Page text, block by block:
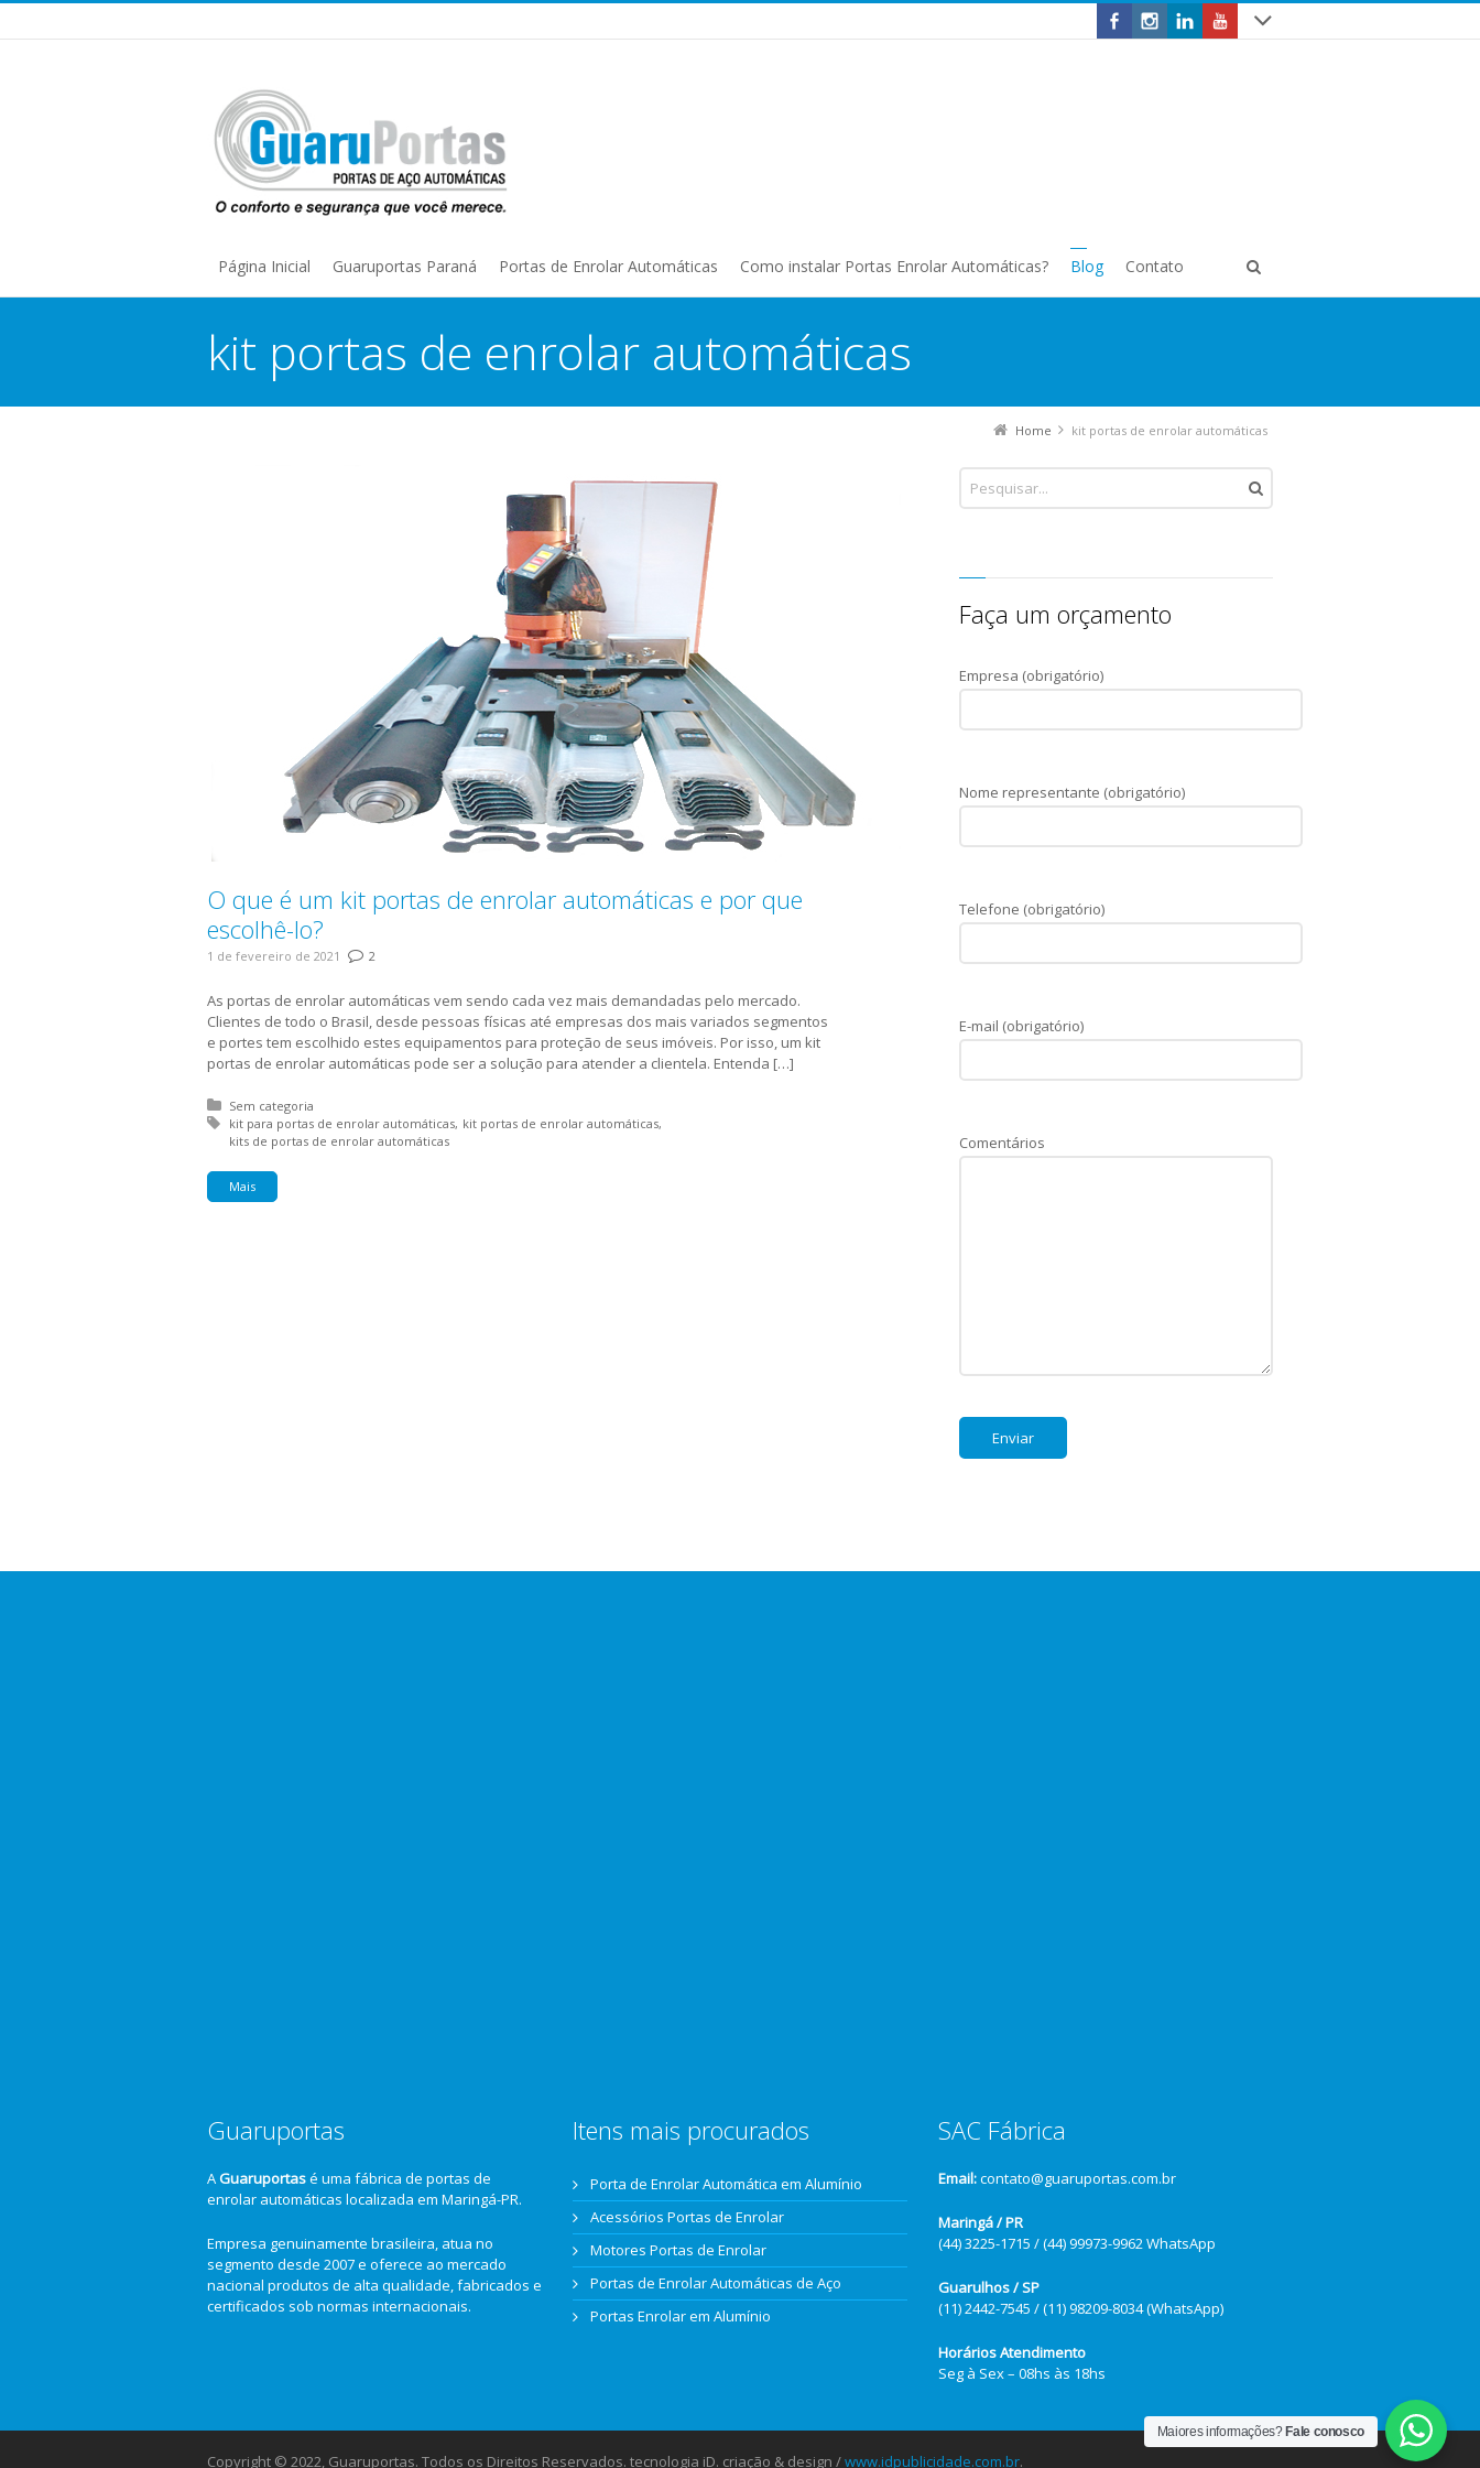
Página Inicial Guaruportas Paraná Portas de Enrolar Automáticas Como instalar Portas Enrolar Automáticas? Blog Contato
kit portas de enrolar automáticas
Home kit portas de enrolar automáticas
O que é um kit portas de enrolar automáticas e por que
escolhê-lo?
1 de fevereiro de 2021 2
As portas de enrolar automáticas vem sendo cada vez mais demandadas pelo mercado.
Clientes de todo o Brasil, desde pessoas físicas até empresas dos mais variados segmentos
e portes tem escolhido estes equipamentos para proteção de seus imóveis. Por isso, um kit
portas de enrolar automáticas pode ser a solução para atender a clientela. Entenda […]
Posted in:
Sem categoria
Tagged with:
kit para portas de enrolar automáticas kit portas de enrolar automáticas
kits de portas de enrolar automáticas
Mais
Faça um orçamento
Empresa (obrigatório)
Nome representante (obrigatório)
Telefone (obrigatório)
E-mail (obrigatório)
Comentários
Guaruportas
AGuaruportasé uma fábrica de portas de
enrolar automáticas localizada em Maringá-PR.
Empresa genuinamente brasileira, atua no
segmento desde 2007 e oferece ao mercado
nacional produtos de alta qualidade, fabricados e
certificados sob normas internacionais.
Itens mais procurados
Porta de Enrolar Automática em Alumínio
Acessórios Portas de Enrolar
Motores Portas de Enrolar
Portas de Enrolar Automáticas de Aço
Portas Enrolar em Alumínio
SAC Fábrica
Email:contato@guaruportas.com.br
Maringá / PR
(44) 3225-1715 / (44) 99973-9962 WhatsApp
Guarulhos / SP
(11) 2442-7545 / (11) 98209-8034 (WhatsApp)
Horários Atendimento
Seg à Sex – 08hs às 18hs
Copyright © 2022, Guaruportas. Todos os Direitos Reservados. tecnologia iD. criação & design /www.idpublicidade.com.br.
Maiores informações? Fale conosco